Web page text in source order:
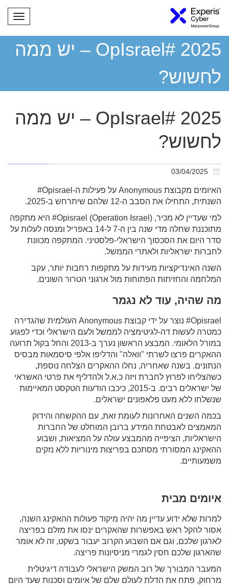
OpIsrael# 2025 – יש ממה
לחשוש?
OpIsrael# 2025 – יש ממה
לחשוש?
האיומים מקבוצת Anonymous על פעילות ה-Opisrael#
השנתית, התחילו את הסבב ה-12 שלהם שיתרחש ב-2025.
למי שעדיין לא מכיר, Opisrael (Operation Israel)# היא מתקפה
מתוכננת שחלה מדי שנה בין ה-7 ל-14 באפריל ומנסה לעלות על
סדר היום את הסכסוך הישראלי-פלסטיני. המתקפה מכוונת
לחברות ישראליות ולאתרי הממשל.
השנה האינדיקציות מעידות על מתקפות רחבות יותר, עקב
המלחמה והחזיתות הפתוחות מול ארגוני הטרור השונים.
מה שהיה, עוד לא נגמר
Opisrael# נוצר על ידי קבוצת Anonymous העולמית שהגדירה
כמטרה לעשות דה-לגיטימציה לממשל ולעם הישראלי וכדי לפגוע
במורל הלאומי. המבצע הראשון נערך ב-2013 והחל בקול תרועה
ההאקרים פרצו לשרתי "וואלה" והדליפו אלפי סיסמאות מבסיס
הנתונים. בשנה שאחריה, נחלו ההאקרים הצלחה נוספת,
כשהצליחו לפרוץ לחברת ויזה כ.א.ל ולהדליף את פרטי האשראי
של ישראלים רבים. ב-2015, כיכבו הודעות הטקסט המאיימות
שנשלחו ללא מעט פלאפונים ישראלים.
בכמה השנים האחרונות לעומת זאת, עם ההקשחה והידוק
המאמצים לאבטחת המידע ברובן המוחלט של החברות
הישראליות, הציפייה מהמבצע עולה על המציאות, ושבוע
ההאקינג המסורתי מסתכם בפריצות מינוריות ללא נזקים
משמעותיים.
איומים מבית
למרות שלא ידוע עדיין מה יהיה מיקוד פעולות ההאקינג השנה,
אסור להקל ראש באפשרות שהאקרים ינסו את מזלם בפריצה
לארגון שלכם, וגם אם השבוע הקרוב יעבור בשקט, זה לא אומר
שהארגון שלכם חסין לגמרי מניסיונות פריצה.
המעבר המבורך של רוב המשק הישראלי לעבודה דיגיטלית
מרחוק, פתח את הדלת לעולם שלם של איומים וסכנות שעד היום